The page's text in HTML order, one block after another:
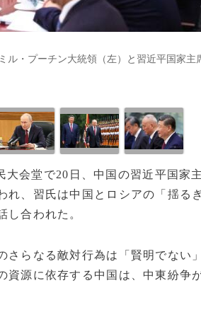
・プーチン大統領（左）と習近平国家主
大会堂で20日、中国の習近平国家
れ、習氏は中国とロシアの「揺る
し合われた。
さらなる敵対行為は「賢明でない
資源に依存する中国は、中東紛争